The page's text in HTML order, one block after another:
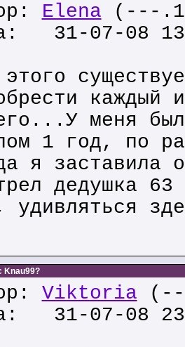
Elena (---
31-07-08
каждый
меня
1 год, по
я заставила
дедушка
удивляться
Knau99?
Viktoria
31-07-08